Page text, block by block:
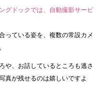
グドックでは、自動撮影サービ
っている姿を、複数の常設カメ
や、お話しているところも逃さ
真が残せるのは嬉しいですよ